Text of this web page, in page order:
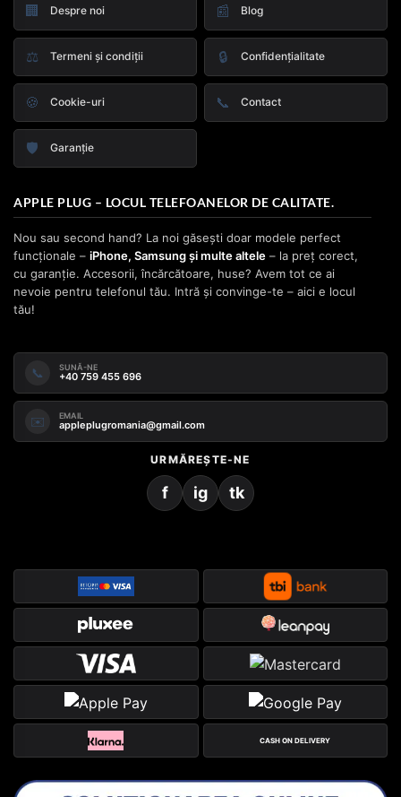
🏢 Despre noi 📰 Blog
⚖️ Termeni și condiții 🔒 Confidențialitate
🍪 Cookie-uri 📞 Contact
🛡️ Garanție
APPLE PLUG – LOCUL TELEFOANELOR DE CALITATE.
Nou sau second hand? La noi găsești doar modele perfect
funcționale – iPhone, Samsung și multe altele – la preț corect,
cu garanție. Accesorii, încărcătoare, huse? Avem tot ce ai
nevoie pentru telefonul tău. Intră și convinge-te – aici e locul
tău!
📞 SUNĂ-NE
+40 759 455 696
✉️ EMAIL
appleplugromania@gmail.com
URMĂREȘTE-NE
f ig tk
CASH ON DELIVERY